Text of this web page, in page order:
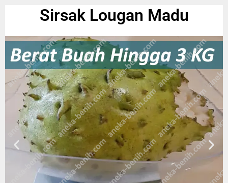
Sirsak Lougan Madu